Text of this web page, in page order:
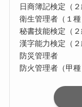
日商簿記検定（２
衛生管理者（１種
秘書技能検定（２
漢字能力検定（２
防災管理者
防火管理者（甲種